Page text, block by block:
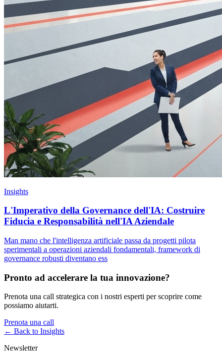
Insights
L'Imperativo della Governance dell'IA: Costruire
Fiducia e Responsabilità nell'IA Aziendale
Man mano che l'intelligenza artificiale passa da progetti pilota
sperimentali a operazioni aziendali fondamentali, framework di
governance robusti diventano ess
Pronto ad accelerare la tua innovazione?
Prenota una call strategica con i nostri esperti per scoprire come
possiamo aiutarti.
Prenota una call
← Back to Insights
Newsletter